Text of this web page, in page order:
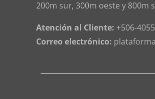
200m sur, 300m oeste y 800m
Atención al Cliente: +506-
Correo electrónico: